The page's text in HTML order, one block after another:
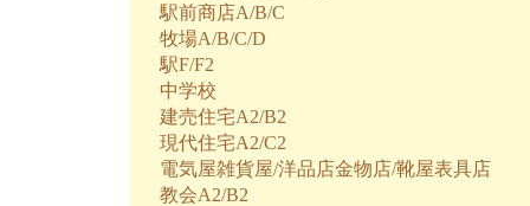
駅前商店A/B/C
牧場A/B/C/D
駅F/F2
中学校
建売住宅A2/B2
現代住宅A2/C2
電気屋雑貨屋/洋品店金物店/靴屋表具店
教会A2/B2